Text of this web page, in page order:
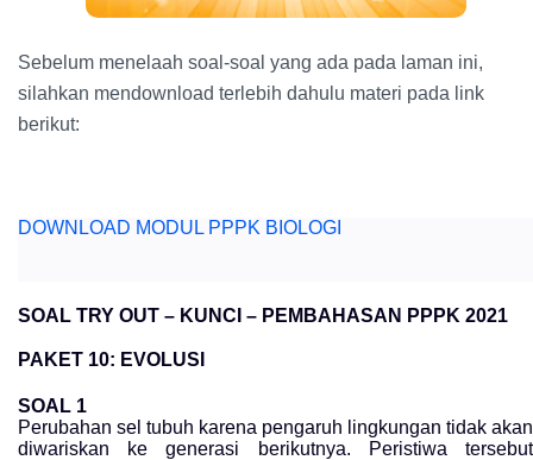
Sebelum menelaah soal-soal yang ada pada laman ini,
silahkan mendownload terlebih dahulu materi pada link
berikut:
DOWNLOAD MODUL PPPK BIOLOGI
SOAL TRY OUT – KUNCI – PEMBAHASAN PPPK 2021
PAKET 10: EVOLUSI
SOAL 1
Perubahan sel tubuh karena pengaruh lingkungan tidak akan
diwariskan ke generasi berikutnya. Peristiwa tersebut